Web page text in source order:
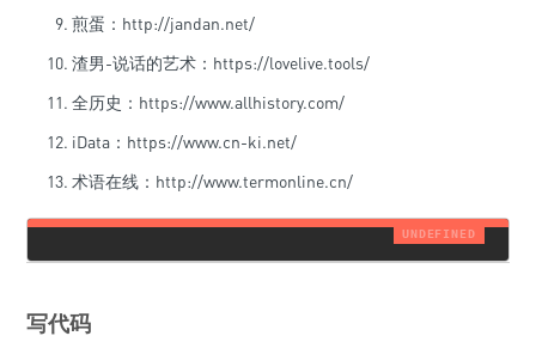
煎蛋：http://jandan.net/
渣男-说话的艺术：https://lovelive.tools/
全历史：https://www.allhistory.com/
iData：https://www.cn-ki.net/
术语在线：http://www.termonline.cn/
写代码